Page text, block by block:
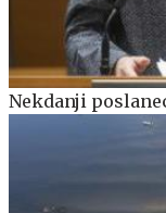
Nekdanji